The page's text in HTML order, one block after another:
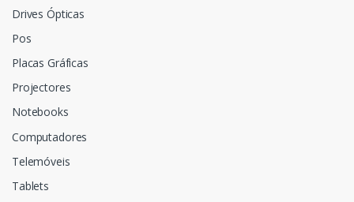
Drives Ópticas
Pos
Placas Gráficas
Projectores
Notebooks
Computadores
Telemóveis
Tablets